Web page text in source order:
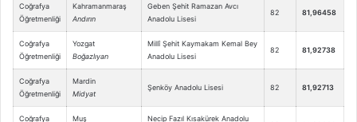
Coğrafya
Öğretmenliği
Kahramanmaraş
Andırın
Geben Şehit Ramazan Avcı
Anadolu Lisesi
82 81,96458
Coğrafya
Öğretmenliği
Yozgat
Boğazlıyan
Millî Şehit Kaymakam Kemal Bey
Anadolu Lisesi
82 81,92738
Coğrafya
Öğretmenliği
Mardin
Midyat
Şenköy Anadolu Lisesi 82 81,92713
Coğrafya
Muş
Necip Fazıl Kısakürek Anadolu